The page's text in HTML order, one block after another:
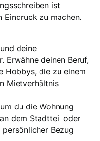
ist
Eindruck zu machen.
deine
Erwähne deinen Beruf,
Hobbys, die zu einem
Mietverhältnis
du die Wohnung
dem Stadtteil oder
Bezug